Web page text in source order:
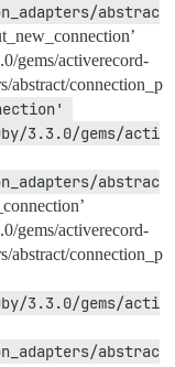
abstrac
gems/activerecord-
abstract/connection_p
3.3.0/gems/acti
abstrac
gems/activerecord-
abstract/connection_p
3.3.0/gems/acti
abstrac